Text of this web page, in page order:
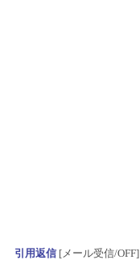
引用返信[メール受信/OFF]